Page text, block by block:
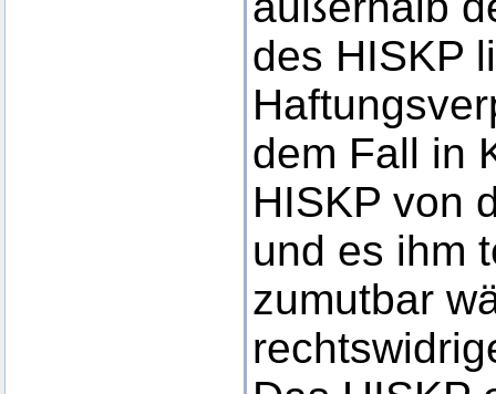
des HISKP
dem Fall in
HISKP von
und es ihm
zumutbar